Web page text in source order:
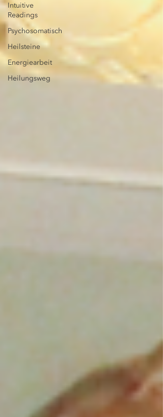
Intuitive
Readings
Psychosomatisch
Heilsteine
Energiearbeit
Heilungsweg